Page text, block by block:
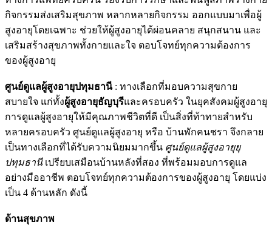
กิจกรรมส่งเสริมสุขภาพ หลากหลายกิจกรรม ออกแบบมาเพื่อผู้
สูงอายุโดยเฉพาะ ช่วยให้ผู้สูงอายุได้ผ่อนคลาย สนุกสนาน และ
เสริมสร้างสุขภาพทั้งกายและใจ ตอบโจทย์ทุกความต้องการ
ของผู้สูงอายุ
ศูนย์ดูแลผู้สูงอายุปทุมธานี: ทางเลือกที่มอบความสุขกาย
สบายใจ แก่ทั้งผู้สูงอายุธัญบุรีและครอบครัว ในยุคสังคมผู้สูงอายุ
การดูแลผู้สูงอายุให้มีคุณภาพชีวิตที่ดี เป็นสิ่งที่ท้าทายสำหรับ
หลายครอบครัว ศูนย์ดูแลผู้สูงอายุ หรือ บ้านพักคนชรา จึงกลาย
เป็นทางเลือกที่ได้รับความนิยมมากขึ้น ศูนย์ดูแลผู้สูงอายุยุ
ปทุมธานีเปรียบเสมือนบ้านหลังที่สอง ที่พร้อมมอบการดูแล
อย่างมืออาชีพ ตอบโจทย์ทุกความต้องการของผู้สูงอายุ โดยแบ่ง
เป็น 4 ด้านหลัก ดังนี้
ด้านสุขภาพ